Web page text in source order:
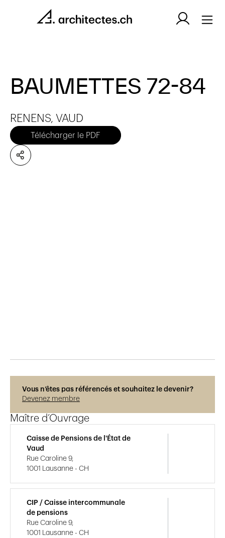
BAUMETTES 72-84
RENENS, VAUD
Télécharger le PDF
Vous n’êtes pas référencés et souhaitez le devenir?
Devenez membre
Maître d’Ouvrage
Caisse de Pensions de l'État de
Vaud
Rue Caroline 9,
1001 Lausanne - CH
CIP / Caisse intercommunale
de pensions
Rue Caroline 9,
1001 Lausanne - CH